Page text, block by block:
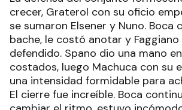
crecer, Graterol con su oficio
se sumaron Elsener y Nuno. Boca
bache, le costó anotar y
defendido. Spano dio una mano
costados, luego Machuca con su
una intensidad formidable para
El cierre fue increíble. Boca